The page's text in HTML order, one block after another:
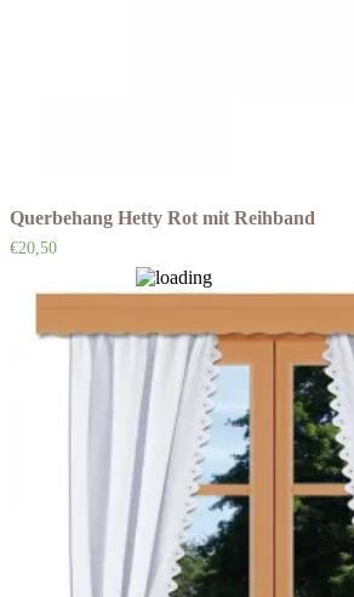
Querbehang Hetty Rot mit Reihband
€20,50